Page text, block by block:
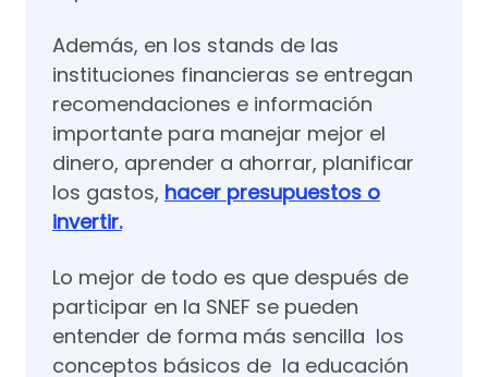
Además, en los stands de las
instituciones financieras se entregan
recomendaciones e información
importante para manejar mejor el
dinero, aprender a ahorrar, planificar
los gastos, hacer presupuestos o
invertir.
Lo mejor de todo es que después de
participar en la SNEF se pueden
entender de forma más sencilla los
conceptos básicos de la educación